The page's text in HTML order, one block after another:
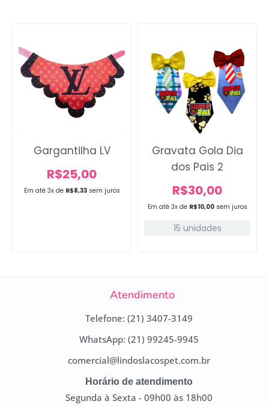
Em até 3x de R$8,33 sem juros
Gargantilha LV
R$25,00
Em até 3x de R$10,00 sem juros
Gravata Gola Dia
dos Pais 2
R$30,00
15 unidades
Atendimento
Telefone: (21) 3407-3149
WhatsApp: (21) 99245-9945
comercial@lindoslacospet.com.br
Horário de atendimento
Segunda à Sexta - 09h00 às 18h00